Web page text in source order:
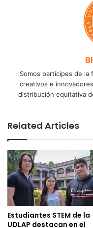
Somos partícipes de
creativos e
distribución equitativa
Related Articles
Estudiantes STEM de la
UDLAP destacan en el